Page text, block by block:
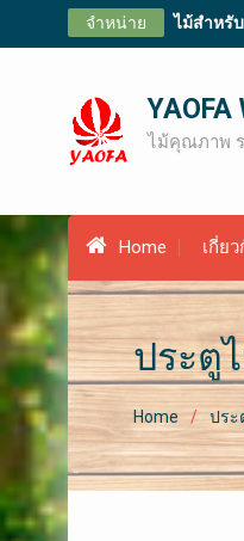
จำหน่าย ไม้สำหรั
YAOFA
ไม้คุณภาพ
Home เกี่ย
ประตู
Home ประ